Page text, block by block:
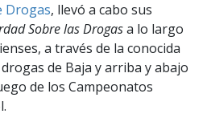
Drogas, llevó a cabo sus
Sobre las Drogasa lo largo
a través de la conocida
de Baja y arriba y abajo
de los Campeonatos